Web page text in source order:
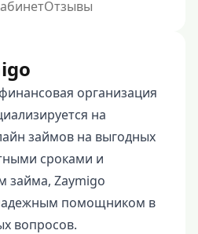
Отзывы
организация
на
займов на выгодных
сроками и
займа, Zaymigo
помощником в
вопросов.